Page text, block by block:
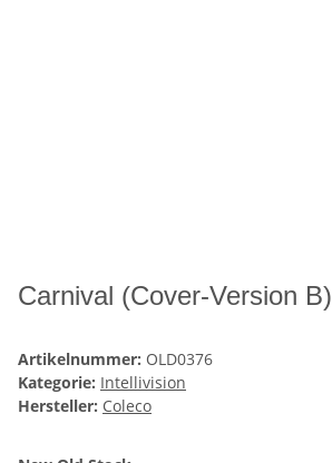
Carnival (Cover-Version B)
Artikelnummer: OLD0376
Kategorie: Intellivision
Hersteller: Coleco